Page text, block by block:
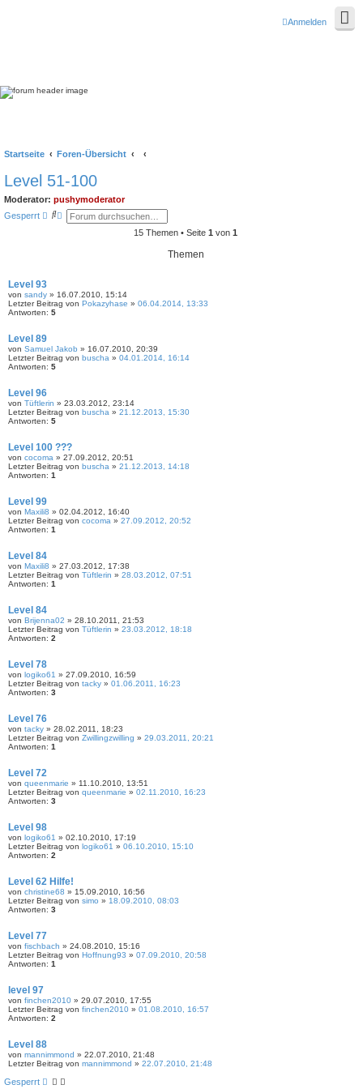
Anmelden
Startseite Foren-Übersicht
Level 51-100
Moderator: pushymoderator
Gesperrt
S
t
e
S
e
15 Themen • Seite 1 von 1
Themen
Level 93
von sandy » 16.07.2010, 15:14
Letzter Beitrag von Pokazyhase » 06.04.2014, 13:33
Antworten: 5
Level 89
von Samuel Jakob » 16.07.2010, 20:39
Letzter Beitrag von buscha » 04.01.2014, 16:14
Antworten: 5
Level 96
von Tüftlerin » 23.03.2012, 23:14
Letzter Beitrag von buscha » 21.12.2013, 15:30
Antworten: 5
Level 100 ???
von cocoma » 27.09.2012, 20:51
Letzter Beitrag von buscha » 21.12.2013, 14:18
Antworten: 1
Level 99
von Maxili8 » 02.04.2012, 16:40
Letzter Beitrag von cocoma » 27.09.2012, 20:52
Antworten: 1
Level 84
von Maxili8 » 27.03.2012, 17:38
Letzter Beitrag von Tüftlerin » 28.03.2012, 07:51
Antworten: 1
Level 84
von Brijenna02 » 28.10.2011, 21:53
Letzter Beitrag von Tüftlerin » 23.03.2012, 18:18
Antworten: 2
Level 78
von logiko61 » 27.09.2010, 16:59
Letzter Beitrag von tacky » 01.06.2011, 16:23
Antworten: 3
Level 76
von tacky » 28.02.2011, 18:23
Letzter Beitrag von Zwillingzwilling » 29.03.2011, 20:21
Antworten: 1
Level 72
von queenmarie » 11.10.2010, 13:51
Letzter Beitrag von queenmarie » 02.11.2010, 16:23
Antworten: 3
Level 98
von logiko61 » 02.10.2010, 17:19
Letzter Beitrag von logiko61 » 06.10.2010, 15:10
Antworten: 2
Level 62 Hilfe!
von christine68 » 15.09.2010, 16:56
Letzter Beitrag von simo » 18.09.2010, 08:03
Antworten: 3
Level 77
von fischbach » 24.08.2010, 15:16
Letzter Beitrag von Hoffnung93 » 07.09.2010, 20:58
Antworten: 1
level 97
von finchen2010 » 29.07.2010, 17:55
Letzter Beitrag von finchen2010 » 01.08.2010, 16:57
Antworten: 2
Level 88
von mannimmond » 22.07.2010, 21:48
Letzter Beitrag von mannimmond » 22.07.2010, 21:48
Gesperrt